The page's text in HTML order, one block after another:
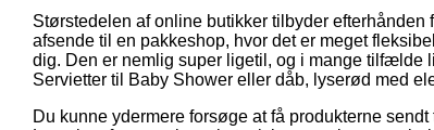
Størstedelen af online butikker tilbyder
afsende til en pakkeshop, hvor det er meget
dig. Den er nemlig super ligetil, og i mange tilfælde
Servietter til Baby Shower eller dåb, lyserød med
Du kunne ydermere forsøge at få produkterne